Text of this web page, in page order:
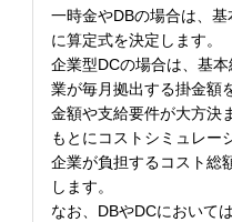
一時金やDBの場合は、
に算定式を決定します。
企業型DCの場合は、基
業が毎月拠出する掛金額
金額や支給要件が大方決
もとにコストシミュレー
企業が負担するコスト総
します。
なお、DBやDCにおいて